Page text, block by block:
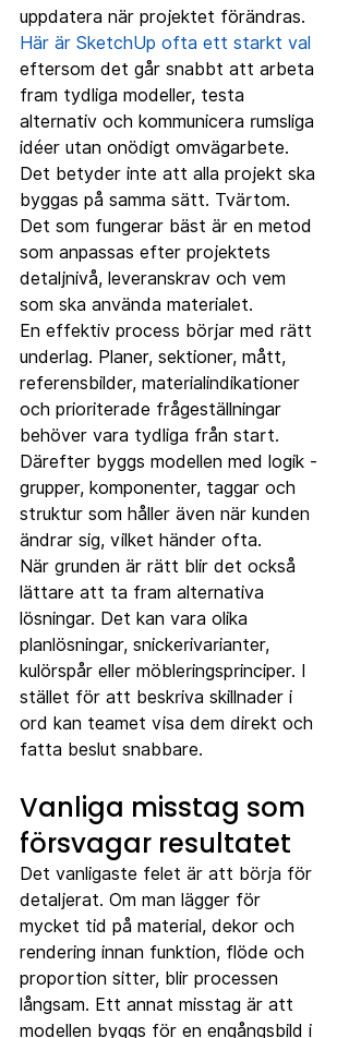
uppdatera när projektet förändras.
Här är SketchUp ofta ett starkt val
eftersom det går snabbt att arbeta
fram tydliga modeller, testa
alternativ och kommunicera rumsliga
idéer utan onödigt omvägarbete.
Det betyder inte att alla projekt ska
byggas på samma sätt. Tvärtom.
Det som fungerar bäst är en metod
som anpassas efter projektets
detaljnivå, leveranskrav och vem
som ska använda materialet.
En effektiv process börjar med rätt
underlag. Planer, sektioner, mått,
referensbilder, materialindikationer
och prioriterade frågeställningar
behöver vara tydliga från start.
Därefter byggs modellen med logik -
grupper, komponenter, taggar och
struktur som håller även när kunden
ändrar sig, vilket händer ofta.
När grunden är rätt blir det också
lättare att ta fram alternativa
lösningar. Det kan vara olika
planlösningar, snickerivarianter,
kulörspår eller möbleringsprinciper. I
stället för att beskriva skillnader i
ord kan teamet visa dem direkt och
fatta beslut snabbare.
Vanliga misstag som
försvagar resultatet
Det vanligaste felet är att börja för
detaljerat. Om man lägger för
mycket tid på material, dekor och
rendering innan funktion, flöde och
proportion sitter, blir processen
långsam. Ett annat misstag är att
modellen byggs för en engångsbild i